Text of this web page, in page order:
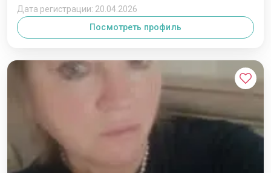
Дата регистрации: 20.04.2026
Посмотреть профиль